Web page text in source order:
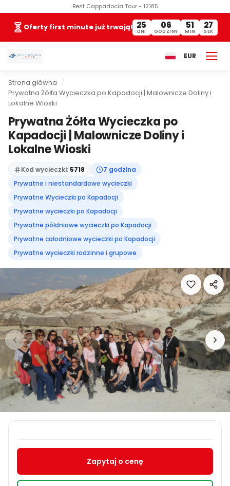
Best Cappadocia Tour - 12185
Oferty first minute już trwają! 25
DNI
06
GODZINY
51
MIN
26
SEK
EUR
Strona główna
Prywatna Żółta Wycieczka po Kapadocji | Malownicze Doliny i
Lokalne Wioski
Prywatna Żółta Wycieczka po
Kapadocji | Malownicze Doliny i
Lokalne Wioski
Kod wycieczki: 5718
7 godzina
Prywatne i niestandardowe wycieczki
Prywatne Wycieczki po Kapadocji
Prywatne wycieczki po Kapadocji
Prywatne półdniowe wycieczki po Kapadocji
Prywatne całodniowe wycieczki po Kapadocji
Prywatne wycieczki rodzinne i grupowe
Zapytaj o cenę